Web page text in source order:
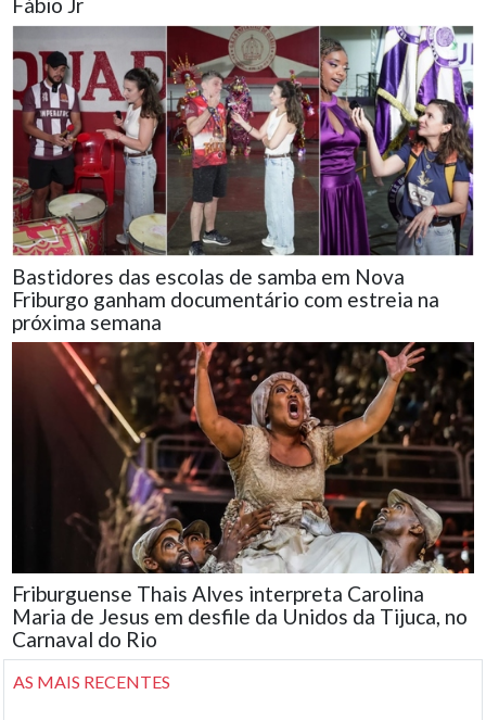
Bastidores das escolas de samba em Nova
Friburgo ganham documentário com estreia na
próxima semana
Friburguense Thais Alves interpreta Carolina
Maria de Jesus em desfile da Unidos da Tijuca, no
Carnaval do Rio
AS MAIS RECENTES